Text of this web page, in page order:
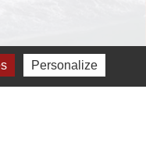
Voir tout
Personalize